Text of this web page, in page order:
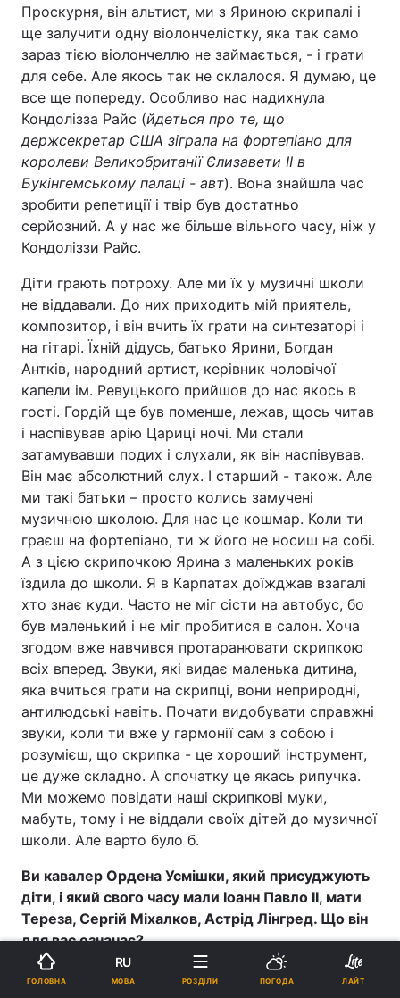
Проскурня, він альтист, ми з Яриною скрипалі і
ще залучити одну віолончелістку, яка так само
зараз тією віолончеллю не займається, - і грати
для себе. Але якось так не склалося. Я думаю, це
все ще попереду. Особливо нас надихнула
Кондолізза Райс (йдеться про те, що
держсекретар США зіграла на фортепіано для
королеви Великобританії Єлизавети II в
Букінгемському палаці - авт). Вона знайшла час
зробити репетиції і твір був достатньо
серйозний. А у нас же більше вільного часу, ніж у
Кондоліззи Райс.
Діти грають потроху. Але ми їх у музичні школи
не віддавали. До них приходить мій приятель,
композитор, і він вчить їх грати на синтезаторі і
на гітарі. Їхній дідусь, батько Ярини, Богдан
Антків, народний артист, керівник чоловічої
капели ім. Ревуцького прийшов до нас якось в
гості. Гордій ще був поменше, лежав, щось читав
і наспівував арію Цариці ночі. Ми стали
затамувавши подих і слухали, як він наспівував.
Він має абсолютний слух. І старший - також. Але
ми такі батьки – просто колись замучені
музичною школою. Для нас це кошмар. Коли ти
граєш на фортепіано, ти ж його не носиш на собі.
А з цією скрипочкою Ярина з маленьких років
їздила до школи. Я в Карпатах доїжджав взагалі
хто знає куди. Часто не міг сісти на автобус, бо
був маленький і не міг пробитися в салон. Хоча
згодом вже навчився протаранювати скрипкою
всіх вперед. Звуки, які видає маленька дитина,
яка вчиться грати на скрипці, вони неприродні,
антилюдські навіть. Почати видобувати справжні
звуки, коли ти вже у гармонії сам з собою і
розумієш, що скрипка - це хороший інструмент,
це дуже складно. А спочатку це якась рипучка.
Ми можемо повідати наші скрипкові муки,
мабуть, тому і не віддали своїх дітей до музичної
школи. Але варто було б.
Ви кавалер Ордена Усмішки, який присуджують
діти, і який свого часу мали Іоанн Павло II, мати
Тереза, Сергій Міхалков, Астрід Лінгред. Що він
для вас означає?
Це міжнародний орден. Їхній центр є у Варшаві. У
ГОЛОВНА
RU
МОВА РОЗДІЛИ ПОГОДА ЛАЙТ